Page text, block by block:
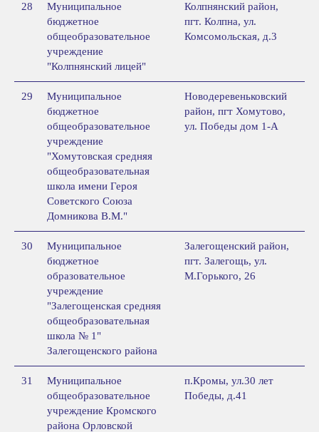
28
Муниципальное
бюджетное
общеобразовательное
учреждение
"Колпнянский лицей"
Колпнянский район,
пгт. Колпна, ул.
Комсомольская, д.3
29
Муниципальное
бюджетное
общеобразовательное
учреждение
"Хомутовская средняя
общеобразовательная
школа имени Героя
Советского Союза
Домникова В.М."
Новодеревеньковский
район, пгт Хомутово,
ул. Победы дом 1-А
30
Муниципальное
бюджетное
образовательное
учреждение
"Залегощенская средняя
общеобразовательная
школа № 1"
Залегощенского района
Залегощенский район,
пгт. Залегощь, ул.
М.Горького, 26
31
Муниципальное
общеобразовательное
учреждение Кромского
района Орловской
п.Кромы, ул.30 лет
Победы, д.41